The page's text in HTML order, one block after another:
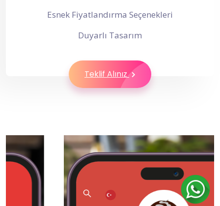
Esnek Fiyatlandırma Seçenekleri
Duyarlı Tasarım
Teklif Alınız